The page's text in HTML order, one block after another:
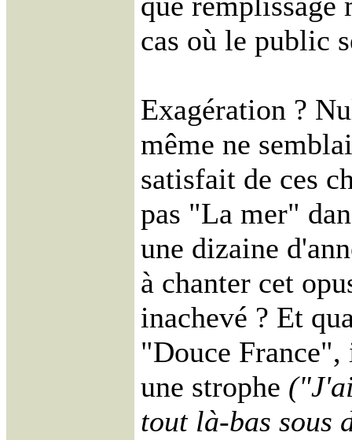
cas où le public
Exagération ?
même ne
satisfait de ces
pas "La mer"
une dizaine
à chanter cet
inachevé ? Et
"Douce
une strophe
tout là-bas sous